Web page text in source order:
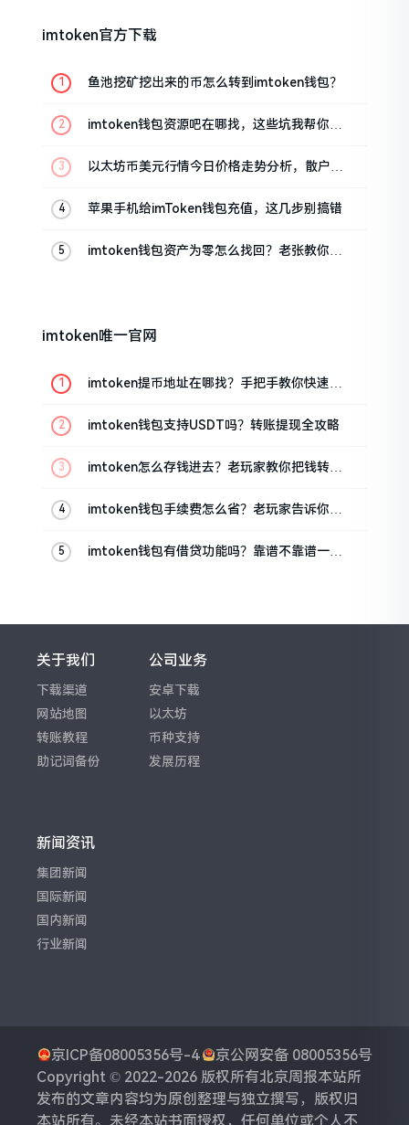
imtoken官方下载
鱼池挖矿挖出来的币怎么转到imtoken钱包？
imtoken钱包资源吧在哪找，这些坑我帮你趟
以太坊币美元行情今日价格走势分析，散户如
苹果手机给imToken钱包充值，这几步别搞错
imtoken钱包资产为零怎么找回？老张教你几
imtoken唯一官网
imtoken提币地址在哪找？手把手教你快速查
imtoken钱包支持USDT吗？转账提现全攻略
imtoken怎么存钱进去？老玩家教你把钱转进
imtoken钱包手续费怎么省？老玩家告诉你几
imtoken钱包有借贷功能吗？靠谱不靠谱一文
关于我们
下载渠道
网站地图
转账教程
助记词备份
公司业务
安卓下载
以太坊
币种支持
发展历程
新闻资讯
集团新闻
国际新闻
国内新闻
行业新闻
京ICP备08005356号-4
京公网安备 08005356号
Copyright © 2022-2026 版权所有北京周报本站所
发布的文章内容均为原创整理与独立撰写，版权归
本站所有。未经本站书面授权，任何单位或个人不